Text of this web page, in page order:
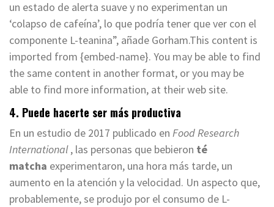
un estado de alerta suave y no experimentan un
‘colapso de cafeína’, lo que podría tener que ver con el
componente L-teanina”, añade Gorham.This content is
imported from {embed-name}. You may be able to find
the same content in another format, or you may be
able to find more information, at their web site.
4. Puede hacerte ser más productiva
En un estudio de 2017 publicado en Food Research
International, las personas que bebieron té
matcha experimentaron, una hora más tarde, un
aumento en la atención y la velocidad. Un aspecto que,
probablemente, se produjo por el consumo de L-